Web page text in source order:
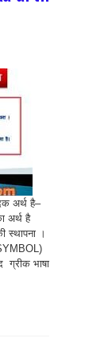
अर्थ है–
अर्थ है
स्थापना ।
ग्रीक भाषा